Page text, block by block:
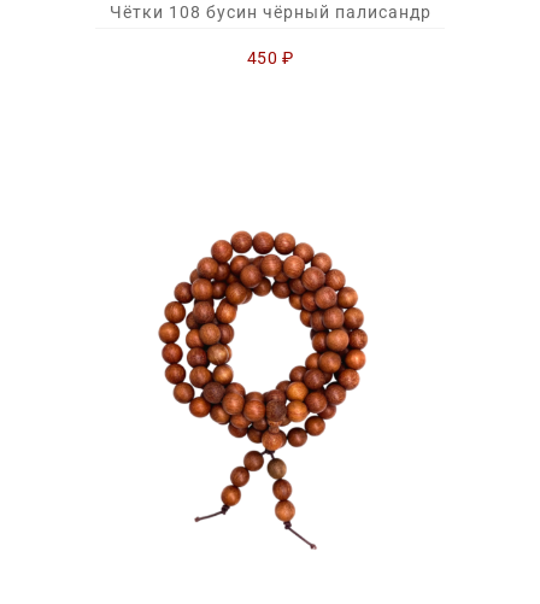
Чётки 108 бусин чёрный палисандр
450 ₽